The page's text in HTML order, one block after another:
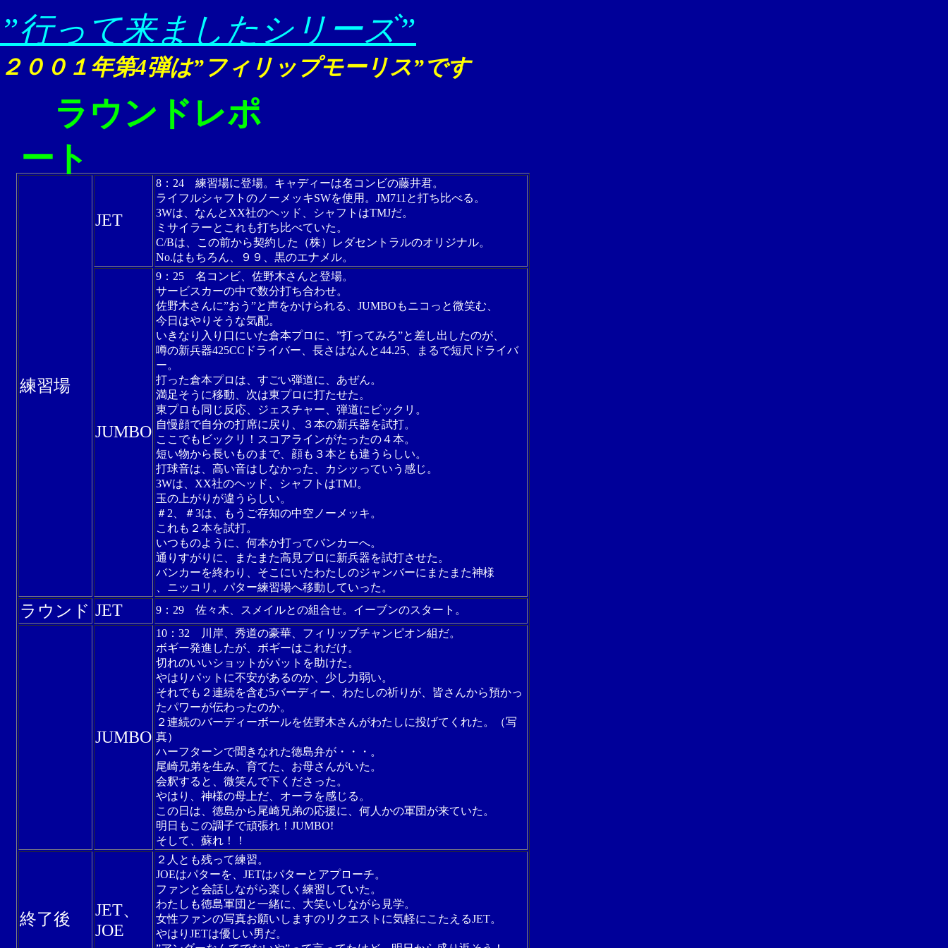
”行って来ましたシリーズ”
２００１年第4弾は”フィリップモーリス”です
練習場
JET
8：24 練習場に登場。キャディーは名コンビの藤井君。
ライフルシャフトのノーメッキSWを使用。JM711と打ち比べる。
3Wは、なんとXX社のヘッド、シャフトはTMJだ。
ミサイラーとこれも打ち比べていた。
C/Bは、この前から契約した（株）レダセントラルのオリジナル。
No.はもちろん、９９、黒のエナメル。
JUMBO
9：25 名コンビ、佐野木さんと登場。
サービスカーの中で数分打ち合わせ。
佐野木さんに”おう”と声をかけられる、JUMBOもニコっと微笑む、
今日はやりそうな気配。
いきなり入り口にいた倉本プロに、”打ってみろ”と差し出したのが、
噂の新兵器425CCドライバー、長さはなんと44.25、まるで短尺ドライバ
ー。
打った倉本プロは、すごい弾道に、あぜん。
満足そうに移動、次は東プロに打たせた。
東プロも同じ反応、ジェスチャー、弾道にビックリ。
自慢顔で自分の打席に戻り、３本の新兵器を試打。
ここでもビックリ！スコアラインがたったの４本。
短い物から長いものまで、顔も３本とも違うらしい。
打球音は、高い音はしなかった、カシッっていう感じ。
3Wは、XX社のヘッド、シャフトはTMJ。
玉の上がりが違うらしい。
＃2、＃3は、もうご存知の中空ノーメッキ。
これも２本を試打。
いつものように、何本か打ってバンカーへ。
通りすがりに、またまた高見プロに新兵器を試打させた。
バンカーを終わり、そこにいたわたしのジャンバーにまたまた神様
、ニッコリ。パター練習場へ移動していった。
ラウンド JET 9：29 佐々木、スメイルとの組合せ。イーブンのスタート。
JUMBO
10：32 川岸、秀道の豪華、フィリップチャンピオン組だ。
ボギー発進したが、ボギーはこれだけ。
切れのいいショットがパットを助けた。
やはりパットに不安があるのか、少し力弱い。
それでも２連続を含む5バーディー、わたしの祈りが、皆さんから預かっ
たパワーが伝わったのか。
２連続のバーディーボールを佐野木さんがわたしに投げてくれた。（写
真）
ハーフターンで聞きなれた徳島弁が・・・。
尾崎兄弟を生み、育てた、お母さんがいた。
会釈すると、微笑んで下くださった。
やはり、神様の母上だ、オーラを感じる。
この日は、徳島から尾崎兄弟の応援に、何人かの軍団が来ていた。
明日もこの調子で頑張れ！JUMBO!
そして、蘇れ！！
終了後
JET、
JOE
２人とも残って練習。
JOEはパターを、JETはパターとアプローチ。
ファンと会話しながら楽しく練習していた。
わたしも徳島軍団と一緒に、大笑いしながら見学。
女性ファンの写真お願いしますのリクエストに気軽にこたえるJET。
やはりJETは優しい男だ。
ラウンドレポ
ート